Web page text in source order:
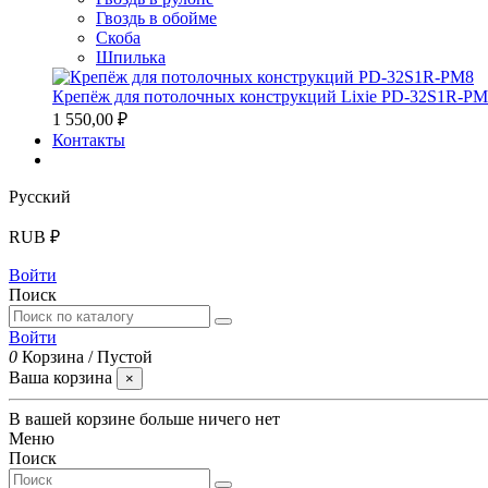
Гвоздь в обойме
Скоба
Шпилька
Крепёж для потолочных конструкций Lixie PD-32S1R-
1 550,00 ₽
Контакты
Русский
RUB ₽
Войти
Поиск
Войти
0 Корзина /Пустой
Ваша корзина
×
В вашей корзине больше ничего нет
Меню
Поиск